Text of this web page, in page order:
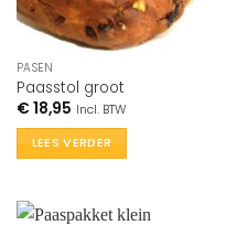
PASEN
Paasstol groot
€18,95 Incl. BTW
LEES VERDER